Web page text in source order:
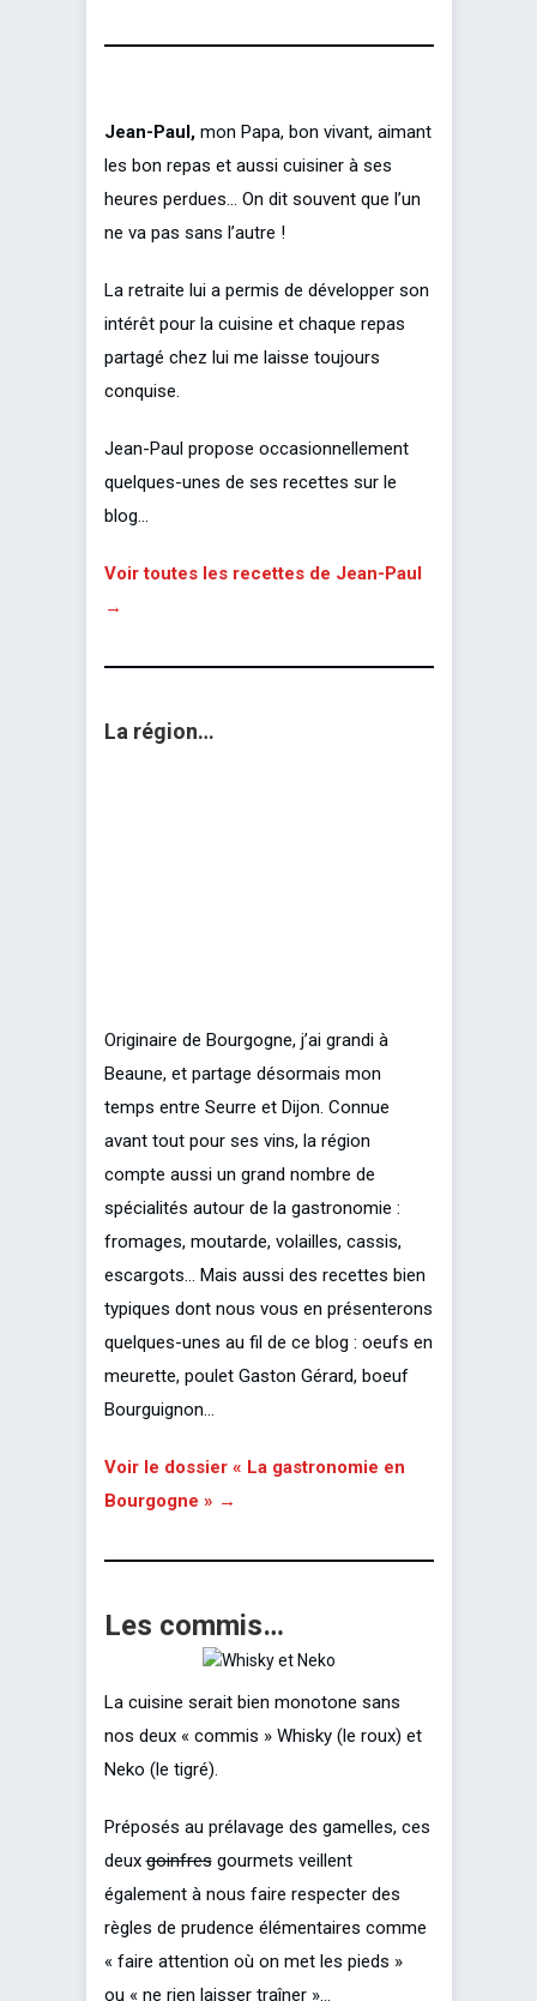
Jean-Paul,mon Papa, bon vivant, aimant
les bon repas et aussi cuisiner à ses
heures perdues… On dit souvent que l’un
ne va pas sans l’autre !
La retraite lui a permis de développer son
intérêt pour la cuisine et chaque repas
partagé chez lui me laisse toujours
conquise.
Jean-Paul propose occasionnellement
quelques-unes de ses recettes sur le
blog…
Voir toutes les recettes de Jean-Paul
→
La région…
Originaire de Bourgogne, j’ai grandi à
Beaune, et partage désormais mon
temps entre Seurre et Dijon. Connue
avant tout pour ses vins, la région
compte aussi un grand nombre de
spécialités autour de la gastronomie :
fromages, moutarde, volailles, cassis,
escargots… Mais aussi des recettes bien
typiques dont nous vous en présenterons
quelques-unes au fil de ce blog : oeufs en
meurette, poulet Gaston Gérard, boeuf
Bourguignon…
Voir le dossier « La gastronomie en
Bourgogne » →
Les commis…
La cuisine serait bien monotone sans
nos deux « commis » Whisky (le roux) et
Neko (le tigré).
Préposés au prélavage des gamelles, ces
deuxgoinfresgourmets veillent
également à nous faire respecter des
règles de prudence élémentaires comme
« faire attention où on met les pieds »
ou « ne rien laisser traîner »…